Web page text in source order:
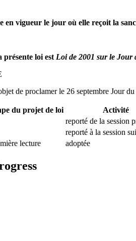
en vigueur le jour où elle reçoit la
présente loi est Loi de 2001 sur le Jour
de proclamer le 26 septembre Jour
du projet de loi Activité
reporté de la session
reporté à la session
lecture adoptée